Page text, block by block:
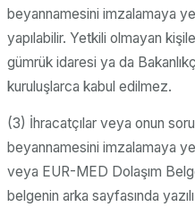
beyannamesini imzalamaya
yapılabilir. Yetkili olmayan
gümrük idaresi ya da
kuruluşlarca kabul edilmez.
(3) İhracatçılar veya onun
beyannamesini imzalamaya
veya EUR-MED Dolaşım
belgenin arka sayfasında